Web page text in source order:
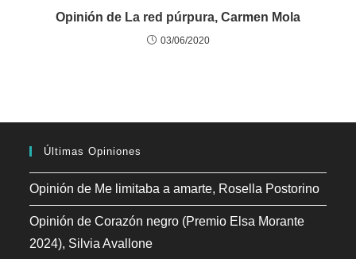
Opinión de La red púrpura, Carmen Mola
03/06/2020
Últimas Opiniones
Opinión de Me limitaba a amarte, Rosella Postorino
Opinión de Corazón negro (Premio Elsa Morante
2024), Silvia Avallone